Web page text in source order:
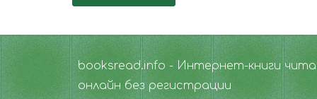
booksread.info - Интернет-книги
онлайн без регистрации